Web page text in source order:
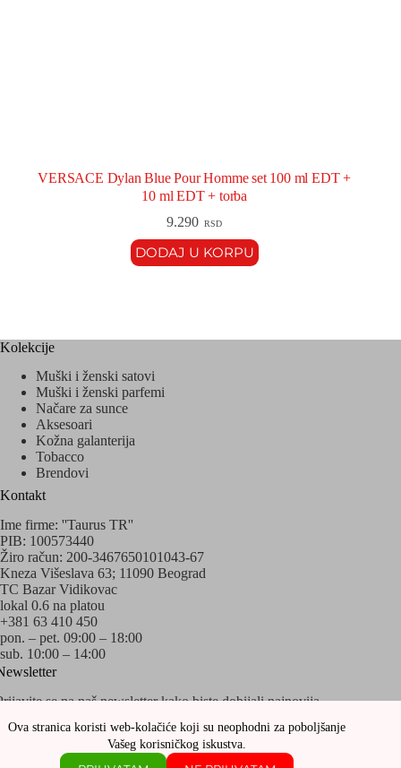
Ova stranica koristi web-kolačiće koji su neophodni za poboljšanje
Vašeg korisničkog iskustva.
VERSACE Dylan Blue Pour Homme set 100 ml EDT +
10 ml EDT + torba
9.290 RSD
DODAJ U KORPU
Kolekcije
Muški i ženski satovi
Muški i ženski parfemi
Načare za sunce
Aksesoari
Kožna galanterija
Tobacco
Brendovi
Kontakt
Ime firme: ''Taurus TR''
PIB: 100573440
Žiro račun: 200-3467650101043-67
Kneza Višeslava 63; 11090 Beograd
TC Bazar Vidikovac
lokal 0.6 na platou
+381 63 410 450
pon. – pet. 09:00 – 18:00
sub. 10:00 – 14:00
se na naš newsletter kako biste dobijali najnovija